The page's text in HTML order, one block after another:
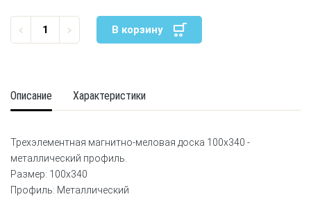
В корзину
Описание Характеристики
Трехэлементная магнитно-меловая доска 100х340 -
металлический профиль.
Размер: 100х340
Профиль: Металлический